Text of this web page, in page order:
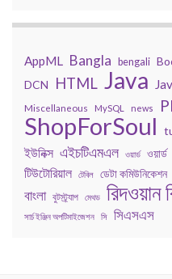
AppML Bangla bengali
DCN HTML Java
Miscellaneous MySQL news
ShopForSoul
ইউনিক্স এইচটিএমএল ওয়ার্ড ওয়ার্ড
টিউটোরিয়াল টেবিল ডেটা কমিউনিকেশন
বাংলা বুটস্ট্র্যাপ মেথড রিদওয়ান
সার্চ ইঞ্জিন অপটিমাইজেশন
সি সিএসএস